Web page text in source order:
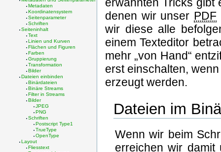
Metadaten
Koordinatensystem
Seitenparameter
Schriften
Seiteninhalt
Text
Linien und Kurven
Flächen und Figuren
Farben
Gruppierung
Transformation
Bilder
Dateien einbinden
Binärdateien
Binäre Streams
Filter in Streams
Bilder
JPEG
PNG
Schriften
Postscript Type1
TrueType
OpenType
Layout
Fliesstext
erwähnten Tricks gibt
denen wir unser PDF
wir diese alle
einem Texteditor
mehr „von Hand“
erst einschalten,
erzeugt werden.
Dateien im
Wenn wir beim
erreichen wir damit